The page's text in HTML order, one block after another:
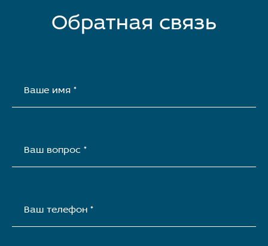
Обратная связь
Ваше имя *
Ваш вопрос *
Ваш телефон *